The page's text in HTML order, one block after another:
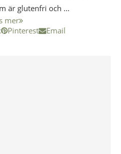
är glutenfri och …
mer
Pinterest Email